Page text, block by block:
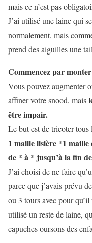
mais ce n’est pas
J’ai utilisé une laine qui
normalement, mais
prend des aiguilles une
Commencez par
Vous pouvez augmenter
affiner votre snood, mais
être impair.
Le but est de tricoter tous
1 maille lisière *1
de * à * jusqu’à la fin
J’ai choisi de ne faire
parce que j’avais prévu
ou 3 tours avec pour
utilisé un reste de laine,
capuches oursons des